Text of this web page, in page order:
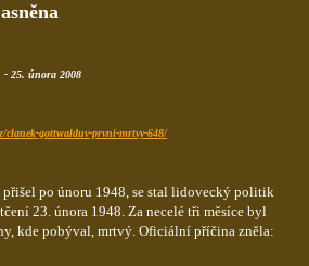
- 25. února 2008
clanek-gottwalduv-prvni-mrtvy-648/
po únoru 1948, se stal lidovecký politik
23. února 1948. Za necelé tři měsíce byl
kde pobýval, mrtvý. Oficiální příčina zněla: